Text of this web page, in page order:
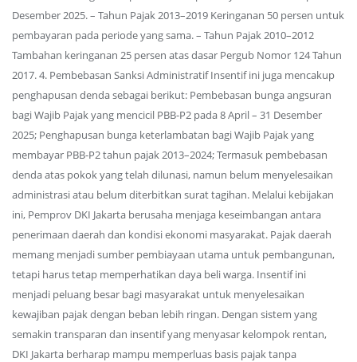
Desember 2025. – Tahun Pajak 2013–2019 Keringanan 50 persen untuk
pembayaran pada periode yang sama. – Tahun Pajak 2010–2012
Tambahan keringanan 25 persen atas dasar Pergub Nomor 124 Tahun
2017. 4. Pembebasan Sanksi Administratif Insentif ini juga mencakup
penghapusan denda sebagai berikut: Pembebasan bunga angsuran
bagi Wajib Pajak yang mencicil PBB-P2 pada 8 April – 31 Desember
2025; Penghapusan bunga keterlambatan bagi Wajib Pajak yang
membayar PBB-P2 tahun pajak 2013–2024; Termasuk pembebasan
denda atas pokok yang telah dilunasi, namun belum menyelesaikan
administrasi atau belum diterbitkan surat tagihan. Melalui kebijakan
ini, Pemprov DKI Jakarta berusaha menjaga keseimbangan antara
penerimaan daerah dan kondisi ekonomi masyarakat. Pajak daerah
memang menjadi sumber pembiayaan utama untuk pembangunan,
tetapi harus tetap memperhatikan daya beli warga. Insentif ini
menjadi peluang besar bagi masyarakat untuk menyelesaikan
kewajiban pajak dengan beban lebih ringan. Dengan sistem yang
semakin transparan dan insentif yang menyasar kelompok rentan,
DKI Jakarta berharap mampu memperluas basis pajak tanpa